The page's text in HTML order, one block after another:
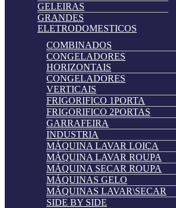
GELEIRAS
GRANDES
ELETRODOMESTICOS
COMBINADOS
CONGELADORES
HORIZONTAIS
CONGELADORES
VERTICAIS
FRIGORIFICO 1PORTA
FRIGORIFICO 2PORTAS
GARRAFEIRA
INDUSTRIA
MÁQUINA LAVAR LOIÇA
MÁQUINA LAVAR ROUPA
MÁQUINA SECAR ROUPA
MÁQUINAS GELO
MÁQUINAS LAVAR\SECAR
SIDE BY SIDE